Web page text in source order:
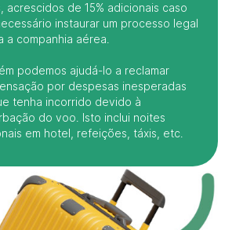
acrescidos de 15% adicionais caso
instaurar um processo legal
a companhia aérea.
podemos ajudá-lo a reclamar
por despesas inesperadas
tenha incorrido devido à
do voo. Isto inclui noites
em hotel, refeições, táxis, etc.